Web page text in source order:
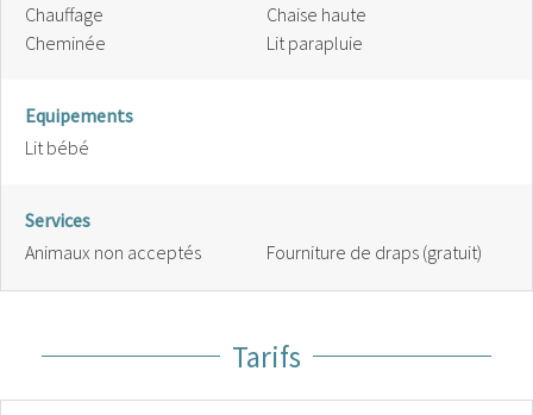
Chauffage
Cheminée
Chaise haute
Lit parapluie
Equipements
Lit bébé
Services
Animaux non acceptés
Fourniture de draps (gratuit)
Tarifs